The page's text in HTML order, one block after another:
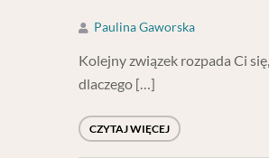
Paulina Gaworska
Kolejny związek rozpada Ci
dlaczego […]
CZYTAJ WIĘCEJ